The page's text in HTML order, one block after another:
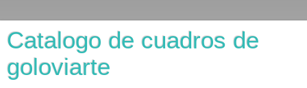
Catalogo de cuadros de
goloviarte